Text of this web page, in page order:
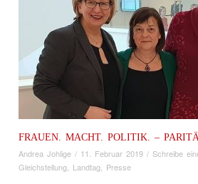
FRAUEN. MACHT. POLITIK. –
Andrea Johlige / 11. Februar 2019 / Schreibe
Gleichstellung Landtag Presse